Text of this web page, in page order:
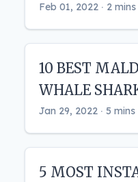
Feb 01, 2022 ‧ 2
10 BEST
WHALE
Jan 29, 2022 ‧ 5
5 MOST